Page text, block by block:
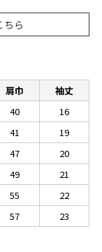
ちら
肩巾
袖丈
40
16
41
19
47
20
49
21
55
22
57 23